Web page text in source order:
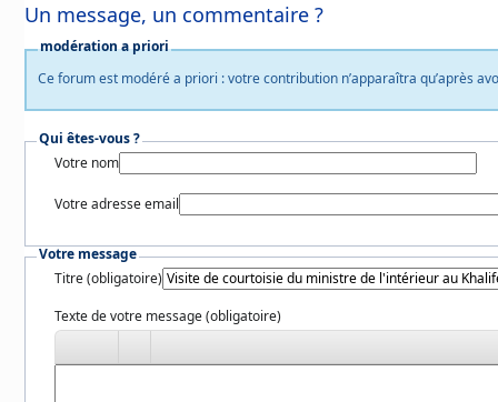
Un message, un commentaire ?
modération a priori
Ce forum est modéré a priori : votre contribution n’apparaîtra qu’après
Qui êtes-vous ?
Votre nom
Votre adresse email
Votre message
Titre (obligatoire)
Texte de votre message (obligatoire)